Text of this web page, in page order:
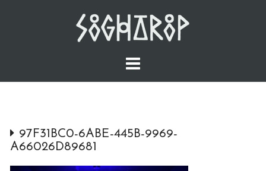
97F31BC0-6ABE-445B-9969-
A66026D89681